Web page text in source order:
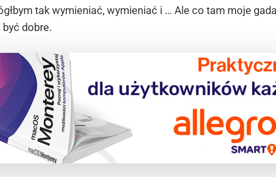
tak wymieniać, wymieniać i … Ale co tam moje
dobre.